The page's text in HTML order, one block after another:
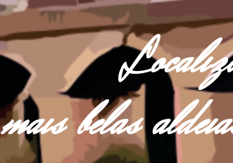
mais belas